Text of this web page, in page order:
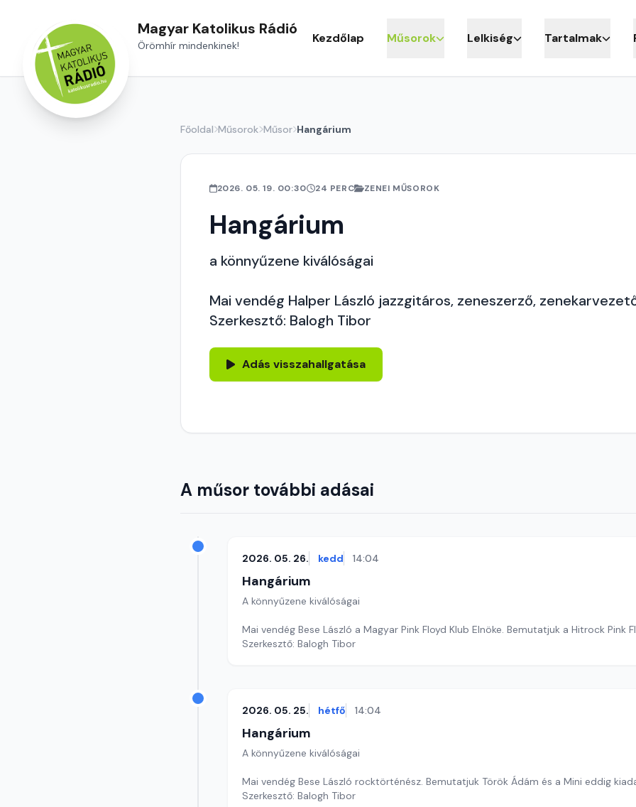
Magyar Katolikus Rádió
Örömhír mindenkinek! Kezdőlap Műsorok Lelkiség Tartalmak
Főoldal Műsorok Műsor Hangárium
2026. 05. 19. 00:30 24 PERC ZENEI MŰSOROK
Hangárium
a könnyűzene kiválóságai
Mai vendég Halper László jazzgitáros, zeneszerző,
Szerkesztő: Balogh Tibor
Adás visszahallgatása
A műsor további adásai
2026. 05. 26. kedd 14:04
Hangárium
A könnyűzene kiválóságai
Mai vendég Bese László a Magyar Pink Floyd Klub Elnöke. Bemutatjuk a Hitrock Pink
Szerkesztő: Balogh Tibor
2026. 05. 25. hétfő 14:04
Hangárium
A könnyűzene kiválóságai
Mai vendég Bese László rocktörténész. Bemutatjuk Török Ádám és a Mini eddig
Szerkesztő: Balogh Tibor